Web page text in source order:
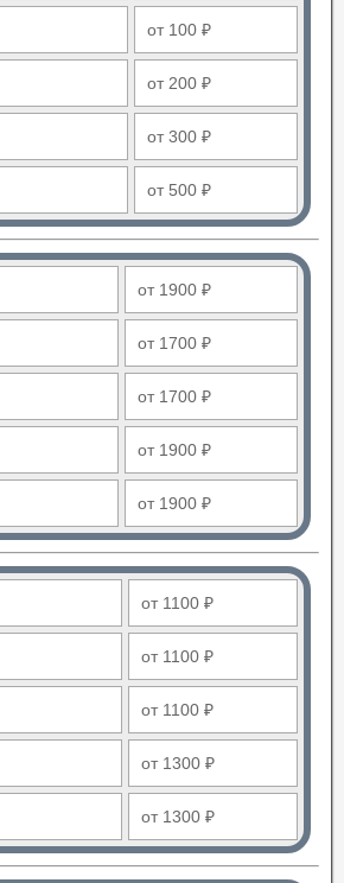
от 100 ₽
от 200 ₽
от 300 ₽
от 500 ₽
от 1900 ₽
от 1700 ₽
от 1700 ₽
от 1900 ₽
от 1900 ₽
от 1100 ₽
от 1100 ₽
от 1100 ₽
от 1300 ₽
от 1300 ₽